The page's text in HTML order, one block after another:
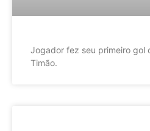
Jogador fez seu primeiro gol
Timão.